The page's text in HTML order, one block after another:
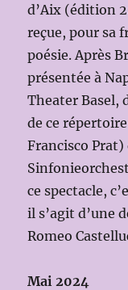
d’Aix (édition
reçue, pour sa
poésie. Après
présentée à
Theater Basel,
de ce
Francisco
ce spectacle,
il s’agit d’une
Romeo
Mai 2024